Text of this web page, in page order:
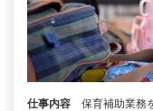
仕事内容
保育補助業務